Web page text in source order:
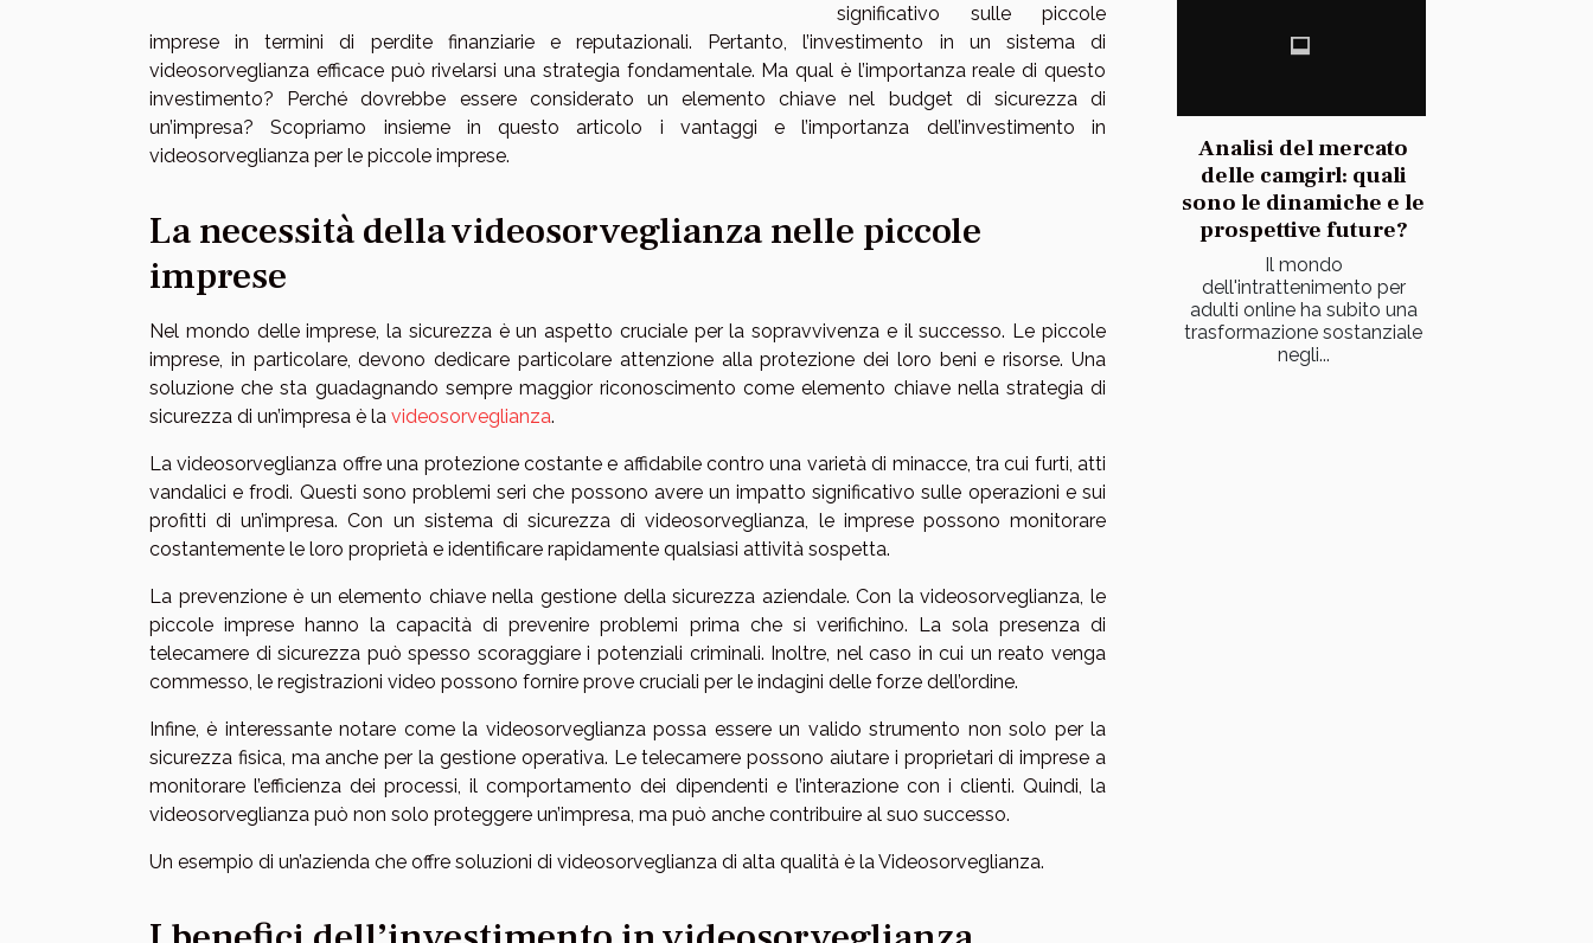
significativo sulle piccole
imprese in termini di perdite finanziarie e reputazionali. Pertanto, l’investimento in un sistema di
videosorveglianza efficace può rivelarsi una strategia fondamentale. Ma qual è l’importanza reale di questo
investimento? Perché dovrebbe essere considerato un elemento chiave nel budget di sicurezza di
un’impresa? Scopriamo insieme in questo articolo i vantaggi e l’importanza dell’investimento in
videosorveglianza per le piccole imprese.
La necessità della videosorveglianza nelle piccole
imprese
Nel mondo delle imprese, la sicurezza è un aspetto cruciale per la sopravvivenza e il successo. Le piccole
imprese, in particolare, devono dedicare particolare attenzione alla protezione dei loro beni e risorse. Una
soluzione che sta guadagnando sempre maggior riconoscimento come elemento chiave nella strategia di
sicurezza di un’impresa è la videosorveglianza.
La videosorveglianza offre una protezione costante e affidabile contro una varietà di minacce, tra cui furti, atti
vandalici e frodi. Questi sono problemi seri che possono avere un impatto significativo sulle operazioni e sui
profitti di un’impresa. Con un sistema di sicurezza di videosorveglianza, le imprese possono monitorare
costantemente le loro proprietà e identificare rapidamente qualsiasi attività sospetta.
La prevenzione è un elemento chiave nella gestione della sicurezza aziendale. Con la videosorveglianza, le
piccole imprese hanno la capacità di prevenire problemi prima che si verifichino. La sola presenza di
telecamere di sicurezza può spesso scoraggiare i potenziali criminali. Inoltre, nel caso in cui un reato venga
commesso, le registrazioni video possono fornire prove cruciali per le indagini delle forze dell’ordine.
Infine, è interessante notare come la videosorveglianza possa essere un valido strumento non solo per la
sicurezza fisica, ma anche per la gestione operativa. Le telecamere possono aiutare i proprietari di imprese a
monitorare l’efficienza dei processi, il comportamento dei dipendenti e l’interazione con i clienti. Quindi, la
videosorveglianza può non solo proteggere un’impresa, ma può anche contribuire al suo successo.
Un esempio di un’azienda che offre soluzioni di videosorveglianza di alta qualità è la Videosorveglianza.
Analisi del mercato
delle camgirl: quali
sono le dinamiche e le
prospettive future?
Il mondo
dell'intrattenimento per
adulti online ha subito una
trasformazione sostanziale
negli...